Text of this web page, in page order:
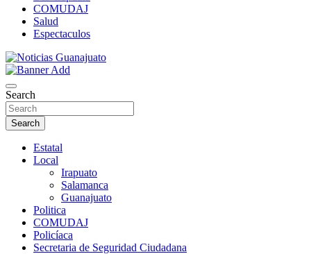
COMUDAJ
Salud
Espectaculos
Noticias Guanajuato
Search
Search
Estatal
Local
Irapuato
Salamanca
Guanajuato
Politica
COMUDAJ
Policíaca
Secretaria de Seguridad Ciudadana